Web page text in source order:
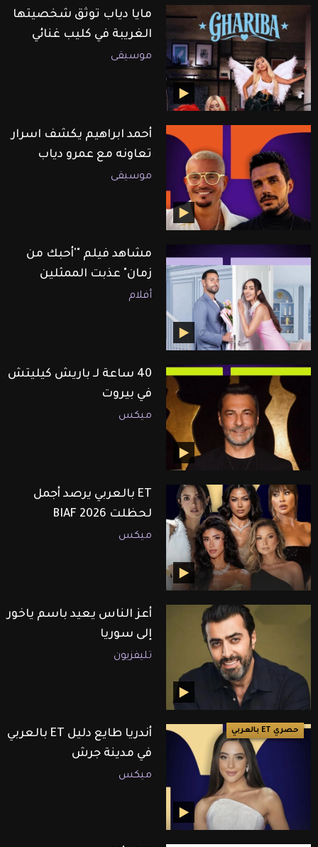
مايا دياب توثق شخصيتها
الغريبة في كليب غنائي
موسيقى
أحمد ابراهيم يكشف اسرار
تعاونه مع عمرو دياب
موسيقى
مشاهد فيلم "'أحبك من
زمان" عذبت الممثلين
أفلام
40 ساعة لـ باريش كيليتش
في بيروت
ميكس
ET بالعربي يرصد أجمل
لحظلت BIAF 2026
ميكس
أعز الناس يعيد باسم ياخور
إلى سوريا
تليفزيون
حصري ET بالعربي
أندريا طايع دليل ET بالعربي
في مدينة جرش
ميكس